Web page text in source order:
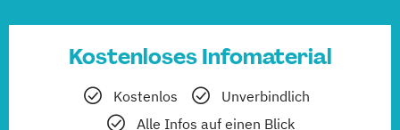
Kostenloses Infomaterial
Kostenlos
Unverbindlich
Alle Infos auf einen Blick